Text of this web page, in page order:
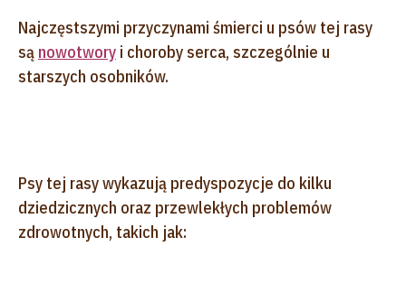
Najczęstszymi przyczynami śmierci u psów tej rasy
są nowotwory i choroby serca, szczególnie u
starszych osobników.
Psy tej rasy wykazują predyspozycje do kilku
dziedzicznych oraz przewlekłych problemów
zdrowotnych, takich jak: